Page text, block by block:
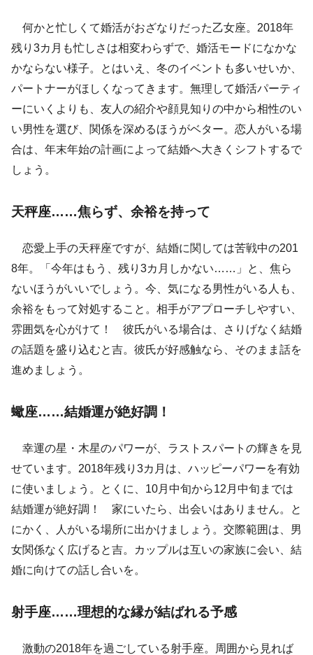
何かと忙しくて婚活がおざなりだった乙女座。2018年
残り3カ月も忙しさは相変わらずで、婚活モードになかな
かならない様子。とはいえ、冬のイベントも多いせいか、
パートナーがほしくなってきます。無理して婚活パーティ
ーにいくよりも、友人の紹介や顔見知りの中から相性のい
い男性を選び、関係を深めるほうがベター。恋人がいる場
合は、年末年始の計画によって結婚へ大きくシフトするで
しょう。
天秤座……焦らず、余裕を持って
恋愛上手の天秤座ですが、結婚に関しては苦戦中の201
8年。「今年はもう、残り3カ月しかない……」と、焦ら
ないほうがいいでしょう。今、気になる男性がいる人も、
余裕をもって対処すること。相手がアプローチしやすい、
雰囲気を心がけて！ 彼氏がいる場合は、さりげなく結婚
の話題を盛り込むと吉。彼氏が好感触なら、そのまま話を
進めましょう。
蠍座……結婚運が絶好調！
幸運の星・木星のパワーが、ラストスパートの輝きを見
せています。2018年残り3カ月は、ハッピーパワーを有効
に使いましょう。とくに、10月中旬から12月中旬までは
結婚運が絶好調！ 家にいたら、出会いはありません。と
にかく、人がいる場所に出かけましょう。交際範囲は、男
女関係なく広げると吉。カップルは互いの家族に会い、結
婚に向けての話し合いを。
射手座……理想的な縁が結ばれる予感
激動の2018年を過ごしている射手座。周囲から見れば